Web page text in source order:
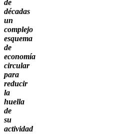
de
décadas
un
complejo
esquema
de
economía
circular
para
reducir
la
huella
de
su
actividad